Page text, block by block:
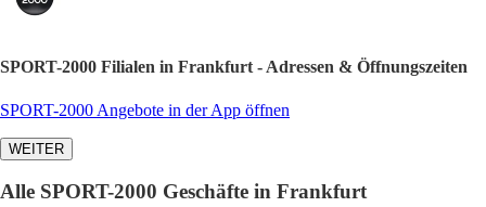
SPORT-2000 Filialen in Frankfurt - Adressen & Öffnungszeiten
SPORT-2000 Angebote in der App öffnen
WEITER
Alle SPORT-2000 Geschäfte in Frankfurt